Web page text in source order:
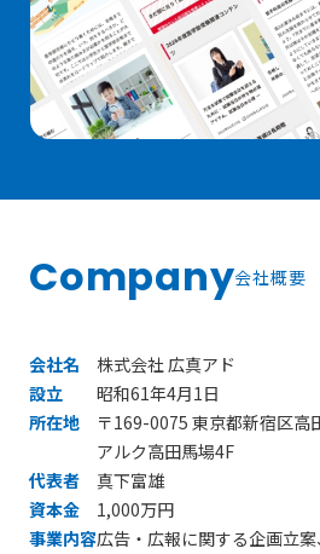
Company会社概要
会社名
株式会社 広真アド
設立
昭和61年4月1日
所在地
〒169-0075 東京都新宿区高
アルク高田馬場4F
代表者
真下富雄
資本金
1,000万円
事業内容広告・広報に関する企画立